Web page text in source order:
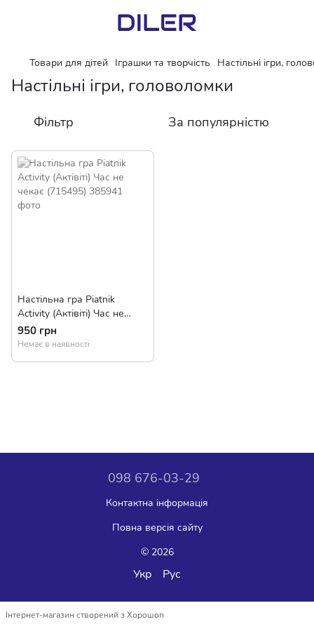
Товари для дітей Іграшки та творчість Настільні ігри,
Настільні ігри, головоломки
Фільтр За популярністю
Настільна гра Piatnik
Activity (Актівіті) Час не
чекає (715495)
950 грн
Немає в наявності
098 676-03-29
Контактна інформація
Повна версія сайту
© 2026
Укр Рус
Інтернет-магазин створений з Хорошоп